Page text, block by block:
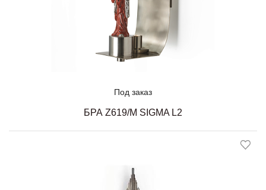
Под заказ
БРА Z619/M SIGMA L2